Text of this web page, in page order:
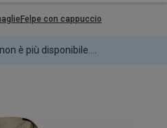
Felpe con cappuccio
è più disponibile....